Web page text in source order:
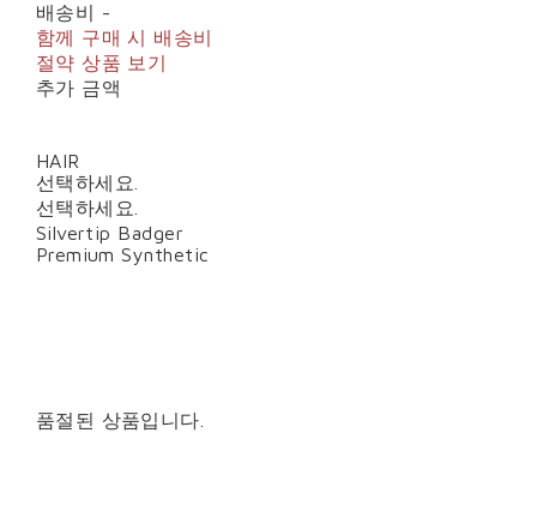
배송비 -
함께 구매 시 배송비
절약 상품 보기
추가 금액
HAIR
선택하세요.
선택하세요.
Silvertip Badger
Premium Synthetic
품절된 상품입니다.